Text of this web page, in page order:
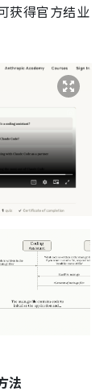
获得官方结业
法